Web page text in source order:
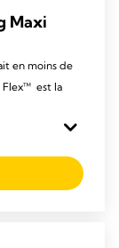
Maxi
en moins de
Flex™ est la